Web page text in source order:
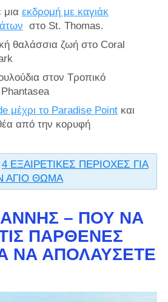
μια εκδρομή με καγιάκ
στο St. Thomas.
θαλάσσια ζωή στο Coral
στον Τροπικό
μέχρι το Paradise Pointκαι
από την κορυφή
4 ΕΞΑΙΡΕΤΙΚΕΣ ΠΕΡΙΟΧΕΣ ΓΙΑ
ΑΓΙΟ ΘΩΜΑ
– ΠΟΎ ΝΑ
ΠΑΡΘΈΝΕΣ
ΝΑ ΑΠΟΛΑΎΣΕΤΕ